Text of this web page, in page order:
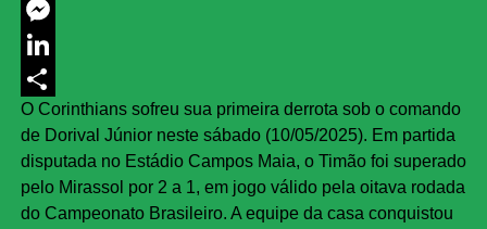
Twitter
Messenger
LinkedIn
Share
O Corinthians sofreu sua primeira derrota sob o comando
de Dorival Júnior neste sábado (10/05/2025). Em partida
disputada no Estádio Campos Maia, o Timão foi superado
pelo Mirassol por 2 a 1, em jogo válido pela oitava rodada
do Campeonato Brasileiro. A equipe da casa conquistou